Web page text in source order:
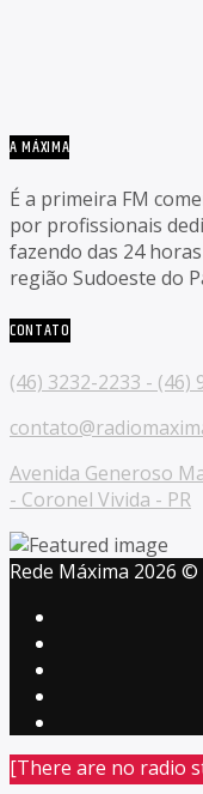
A MÁXIMA
É a primeira FM
por profissionais
fazendo das 24
região Sudoeste do
CONTATO
(46) 3232-2233 - (46)
Avenida Generoso
- Coronel Vivida - PR
Rede Máxima 2026
[There are no radio